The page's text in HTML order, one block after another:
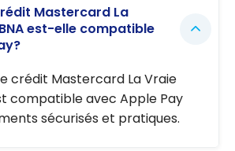
Mastercard La
est-elle compatible
crédit Mastercard La Vraie
compatible avec Apple Pay
sécurisés et pratiques.